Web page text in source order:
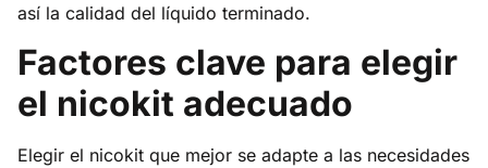
así la calidad del líquido terminado.
Factores clave para elegir
el nicokit adecuado
Elegir el nicokit que mejor se adapte a las necesidades